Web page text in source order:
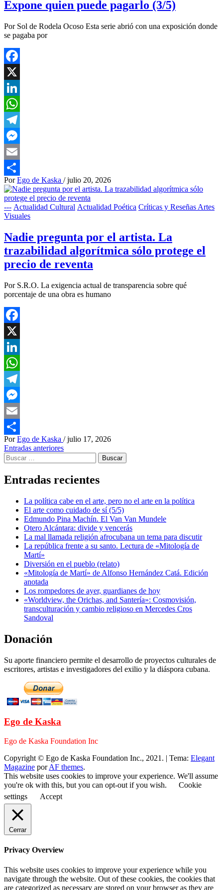
Expone quien puede pagarlo (3/5)
Por Sol de Rodela Ocoso Esta serie abrió con una exposición donde
se pagaba por
Facebook
X
LinkedIn
WhatsApp
Telegram
Messenger
Email
Compartir
Por Ego de Kaska / julio 20, 2026
--- Actualidad Cultural Actualidad Poética Críticas y Reseñas Artes
Visuales
Nadie pregunta por el artista. La
trazabilidad algorítmica sólo protege el
precio de reventa
Por S.R.O. La exigencia actual de transparencia sobre qué
porcentaje de una obra es humano
Facebook
X
LinkedIn
WhatsApp
Telegram
Messenger
Email
Compartir
Por Ego de Kaska / julio 17, 2026
Navegación
de
entradas
Entradas anteriores
Buscar:
Entradas recientes
La política cabe en el arte, pero no el arte en la política
El arte como cuidado de sí (5/5)
Edmundo Pina Machín. El Van Van Mundele
Otero Alcántara: divide y vencerás
La mal llamada religión afrocubana un tema para discutir
La república frente a su santo. Lectura de «Mitología de
Martí»
Diversión en el pueblo (relato)
«Mitología de Martí» de Alfonso Hernández Catá. Edición
anotada
Los rompedores de ayer, guardianes de hoy
«Worldview, the Orichas, and Santería»: Cosmovisión,
transculturación y cambio religioso en Mercedes Cros
Sandoval
Donación
Su aporte financiero permite el desarrollo de proyectos culturales de
escritores, artistas e investigadores del exilio y la diáspora cubana.
Ego de Kaska
Ego de Kaska Foundation Inc
Copyright © Ego de Kaska Foundation Inc., 2021. | Tema: Elegant
Magazine porAF themes.
This website uses cookies to improve your experience. We'll assume
you're ok with this, but you can opt-out if you wish.
Cookie
settings
Accept
Cerrar
Privacy Overview
This website uses cookies to improve your experience while you
navigate through the website. Out of these cookies, the cookies that
are categorized as necessary are stored on your browser as they are